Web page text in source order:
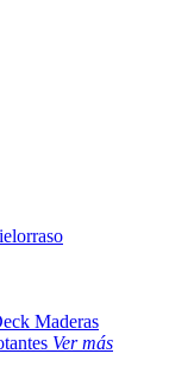
Maderas
Ver más